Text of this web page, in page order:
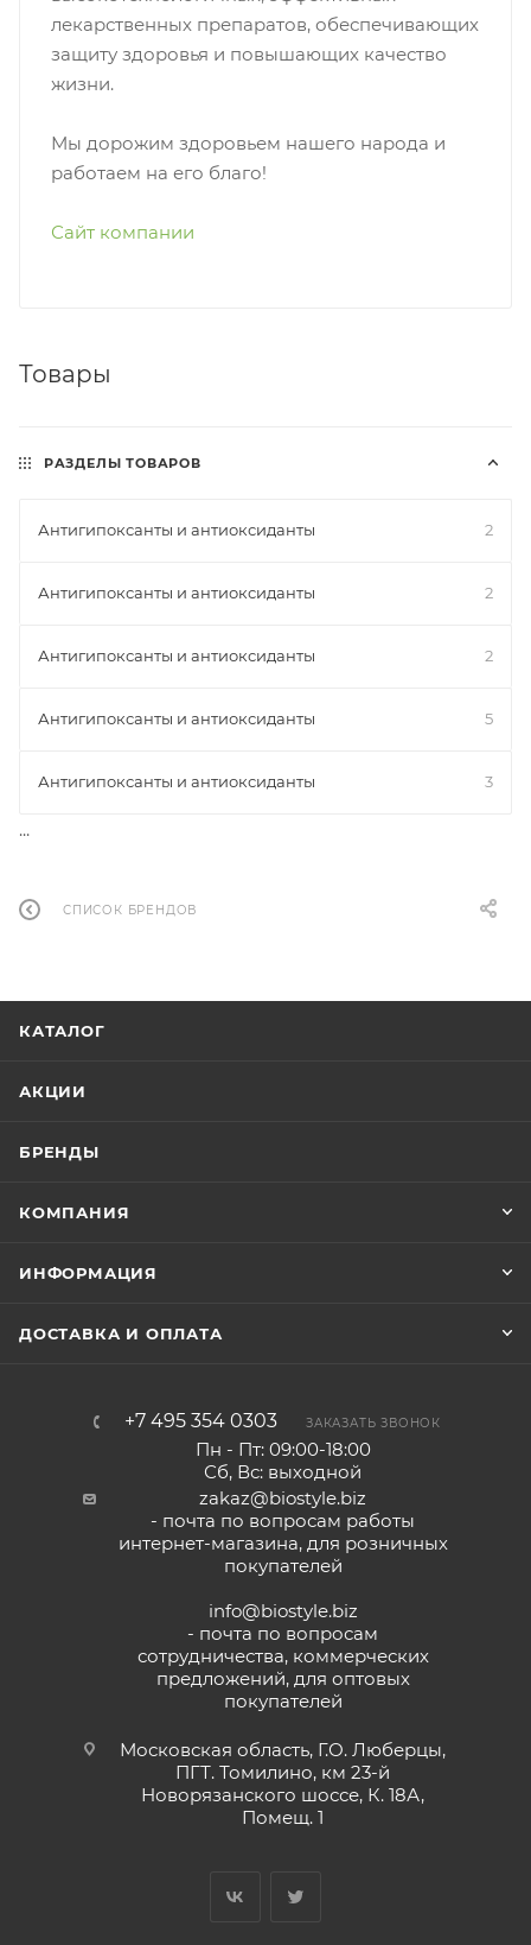
лекарственных препаратов, обеспечивающих
защиту здоровья и повышающих качество
жизни.
Мы дорожим здоровьем нашего народа и
работаем на его благо!
Сайт компании
Товары
РАЗДЕЛЫ ТОВАРОВ
Антигипоксанты и антиоксиданты 2
Антигипоксанты и антиоксиданты 2
Антигипоксанты и антиоксиданты 2
Антигипоксанты и антиоксиданты 5
Антигипоксанты и антиоксиданты 3
...
СПИСОК БРЕНДОВ
КАТАЛОГ
АКЦИИ
БРЕНДЫ
КОМПАНИЯ
ИНФОРМАЦИЯ
ДОСТАВКА И ОПЛАТА
+7 495 354 0303 ЗАКАЗАТЬ ЗВОНОК
Пн - Пт: 09:00-18:00
Сб, Вс: выходной
zakaz@biostyle.biz
- почта по вопросам работы
интернет-магазина, для розничных
покупателей
info@biostyle.biz
- почта по вопросам
сотрудничества, коммерческих
предложений, для оптовых
покупателей
Московская область, Г.О. Люберцы,
ПГТ. Томилино, км 23-й
Новорязанского шоссе, К. 18А,
Помещ. 1